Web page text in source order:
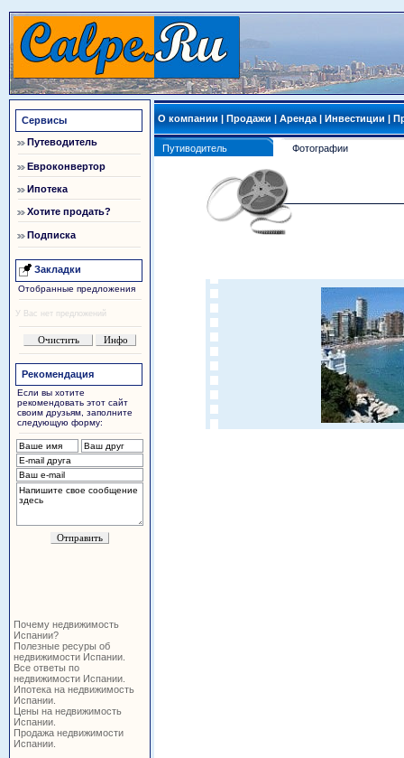
Сервисы
Путеводитель
Евроконвертор
Ипотека
Хотите продать?
Подписка
Закладки
Отобранные предложения
У Вас нет предложений
Рекомендация
Если вы хотите
рекомендовать этот сайт
своим друзьям, заполните
следующую форму:
Почему недвижимость
Испании?
Полезные ресуры об
недвижимости Испании.
Все ответы по
недвижимости Испании.
Ипотека на недвижимость
Испании.
Цены на недвижимость
Испании.
Продажа недвижимости
Испании.
О компании | Продажи | Аренда | Инвестиции |
Путиводитель Фотографии